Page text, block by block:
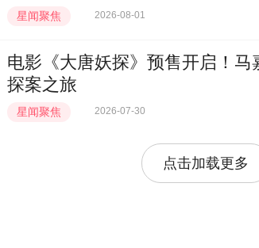
星闻聚焦 2026-08-01
电影《大唐妖探》预售开启！
探案之旅
星闻聚焦 2026-07-30
点击加载更多